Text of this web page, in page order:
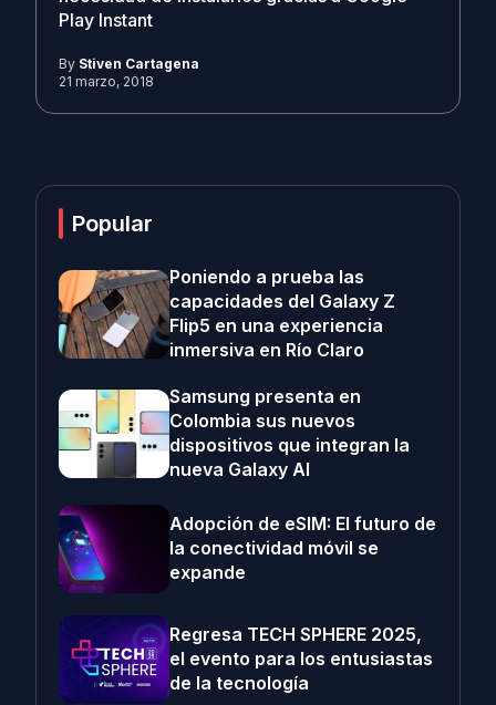
Play Instant
By Stiven Cartagena
21 marzo, 2018
Popular
Poniendo a prueba las
capacidades del Galaxy Z
Flip5 en una experiencia
inmersiva en Río Claro
Samsung presenta en
Colombia sus nuevos
dispositivos que integran la
nueva Galaxy AI
Adopción de eSIM: El futuro de
la conectividad móvil se
expande
Regresa TECH SPHERE 2025,
el evento para los entusiastas
de la tecnología